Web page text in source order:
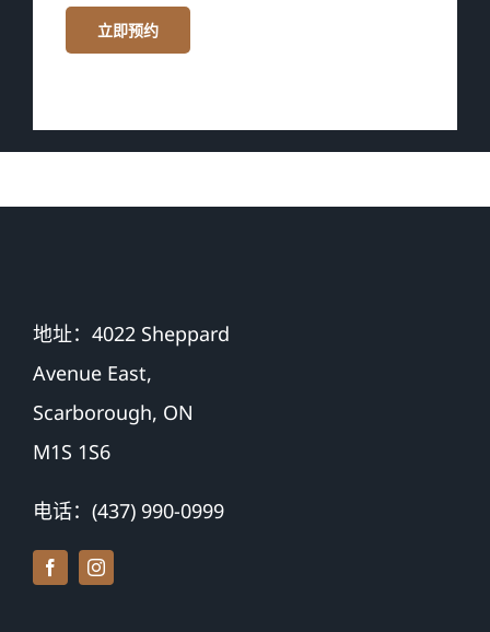
地址：4022 Sheppard
Avenue East,
Scarborough, ON
M1S 1S6
电话：(437) 990-0999